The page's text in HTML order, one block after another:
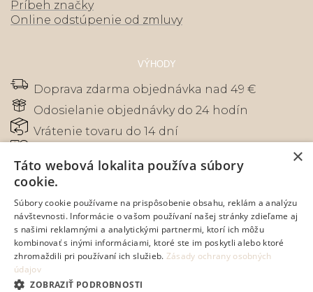
Príbeh značky
Online odstúpenie od zmluvy
VÝHODY
Doprava zdarma objednávka nad 49 €
Odosielanie objednávky do 24 hodín
Vrátenie tovaru do 14 dní
zákazníkov
Bezpečná online platba kartou, prevodom
alebo na dobierku
Prepnúť zobrazenie na plnú verziu
×
Táto webová lokalita používa súbory
cookie.
Súbory cookie používame na prispôsobenie obsahu, reklám a analýzu
návštevnosti. Informácie o vašom používaní našej stránky zdieľame aj
s našimi reklamnými a analytickými partnermi, ktorí ich môžu
kombinovať s inými informáciami, ktoré ste im poskytli alebo ktoré
zhromaždili pri používaní ich služieb. Zásady ochrany osobných
údajov
ZOBRAZIŤ PODROBNOSTI